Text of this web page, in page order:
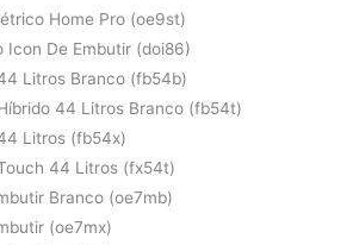
Home Pro (oe9st)
Icon De Embutir (doi86)
Litros Branco (fb54b)
44 Litros Branco (fb54t)
Litros (fb54x)
44 Litros (fx54t)
Branco (oe7mb)
(oe7mx)